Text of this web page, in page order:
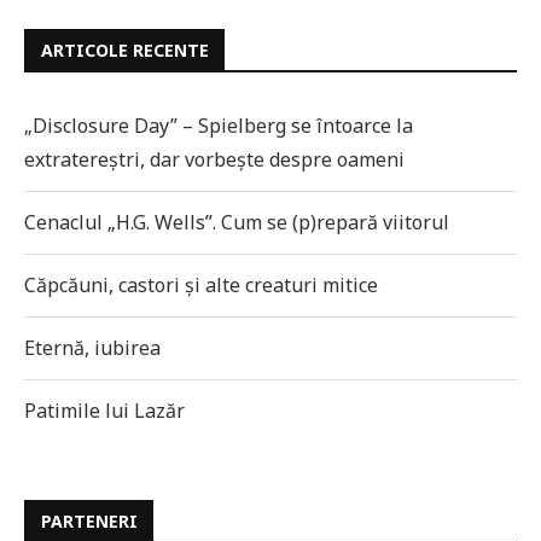
ARTICOLE RECENTE
„Disclosure Day” – Spielberg se întoarce la
extratereștri, dar vorbește despre oameni
Cenaclul „H.G. Wells”. Cum se (p)repară viitorul
Căpcăuni, castori și alte creaturi mitice
Eternă, iubirea
Patimile lui Lazăr
PARTENERI